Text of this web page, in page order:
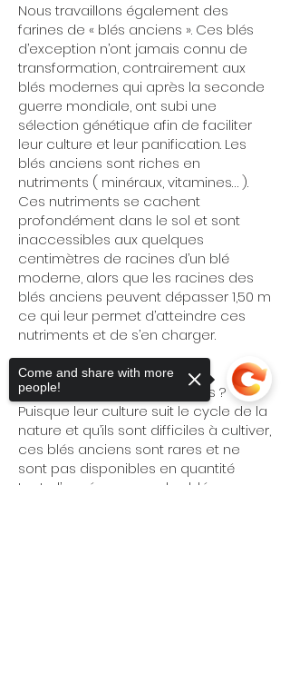
Nous travaillons également des
farines de « blés anciens ». Ces blés
d’exception n’ont jamais connu de
transformation, contrairement aux
blés modernes qui après la seconde
guerre mondiale, ont subi une
sélection génétique afin de faciliter
leur culture et leur panification. Les
blés anciens sont riches en
nutriments ( minéraux, vitamines… ).
Ces nutriments se cachent
profondément dans le sol et sont
inaccessibles aux quelques
centimètres de racines d’un blé
moderne, alors que les racines des
blés anciens peuvent dépasser 1,50 m
ce qui leur permet d’atteindre ces
nutriments et de s’en charger.
Alors pourquoi ne pas utiliser
uniquement des blés anciens ?
Puisque leur culture suit le cycle de la
nature et qu’ils sont difficiles à cultiver,
ces blés anciens sont rares et ne
sont pas disponibles en quantité
toute l’année comme les blés
Come and share with more
people!